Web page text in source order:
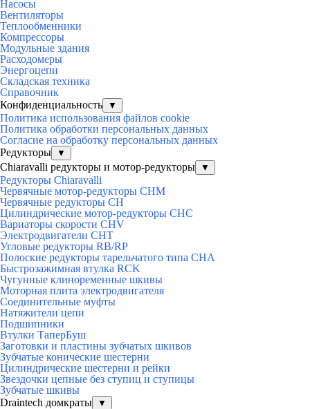
Насосы
Вентиляторы
Теплообменники
Компрессоры
Модульные здания
Расходомеры
Энергоцепи
Складская техника
Справочник
Конфиденциальность
▼
Политика использования файлов cookie
Политика обработки персональных данных
Согласие на обработку персональных данных
Редукторы
▼
Chiaravalli редукторы и мотор-редукторы ▼
Редукторы Chiaravalli
Червячные мотор-редукторы CHM
Червячные редукторы CH
Цилиндрические мотор-редукторы CHC
Вариаторы скорости CHV
Электродвигатели CHT
Угловые редукторы RB/RP
Полоские редукторы тарельчатого типа CHA
Быстрозажимная втулка RCK
Чугунные клиноременные шкивы
Моторная плита электродвигателя
Соединительные муфты
Натяжители цепи
Подшипники
Втулки ТаперБуш
Заготовки и пластины зубчатых шкивов
Зубчатые конические шестерни
Цилиндрические шестерни и рейки
Звездочки цепные без ступиц и ступицы
Зубчатые шкивы
Draintech домкраты
▼